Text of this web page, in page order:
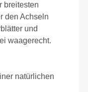
breitesten
den Achseln
und
waagerecht.
natürlichen